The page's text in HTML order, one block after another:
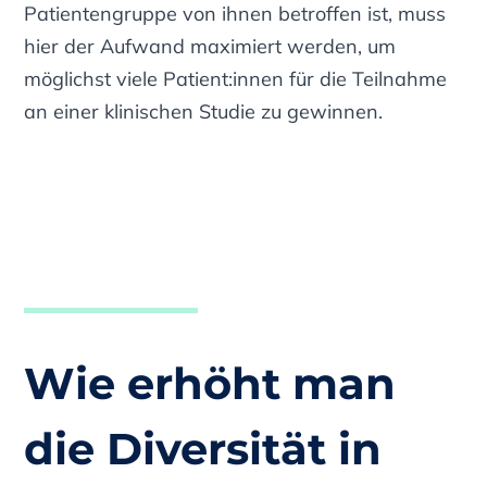
Patientengruppe von ihnen betroffen ist, muss
hier der Aufwand maximiert werden, um
möglichst viele Patient:innen für die Teilnahme
an einer klinischen Studie zu gewinnen.
Wie erhöht man
die Diversität in